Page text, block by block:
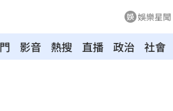
娛樂星聞
影音 熱搜 直播 政治 社會